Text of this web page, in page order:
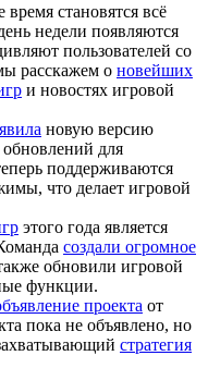
время становятся всё
недели появляются
пользователей со
расскажем о новейших
и новостях игровой
новую версию
обновлений для
поддерживаются
что делает игровой
этого года является
создали огромное
обновили игровой
функции.
проекта от
пока не объявлено, но
стратегия